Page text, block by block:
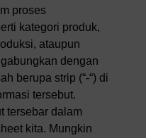
proses
kategori produk,
ataupun
dengan
berupa strip (“-“) di
tersebut.
tersebar dalam
kita. Mungkin